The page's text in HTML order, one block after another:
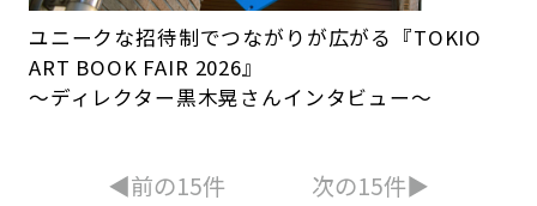
ユニークな招待制でつながりが広がる『TOKIO
ART BOOK FAIR 2026』
～ディレクター黒木晃さんインタビュー～
◀︎前の15件 次の15件▶︎